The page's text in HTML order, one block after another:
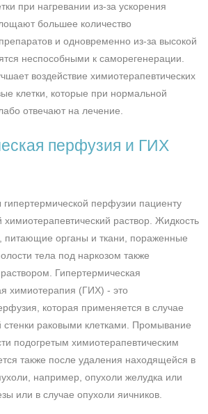
при нагревании из-за ускорения
большее количество
и одновременно из-за высокой
неспособными к саморегенерации.
воздействие химиотерапевтических
клетки, которые при нормальной
отвечают на лечение.
перфузия и ГИХ
перфузии пациенту
химиотерапевтический раствор. Жидкость
питающие органы и ткани, пораженные
тела под наркозом также
Гипертермическая
химиотерапия (ГИХ) - это
которая применяется в случае
раковыми клетками. Промывание
подогретым химиотерапевтическим
также после удаления находящейся в
например, опухоли желудка или
или в случае опухоли яичников.